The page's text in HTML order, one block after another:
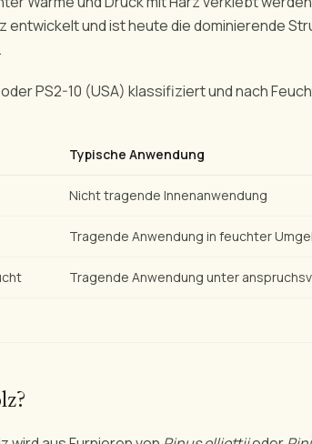
und ist heute die dominierende
oder PS2-10 (USA) klassifiziert und nach
Typische Anwendung
Nicht tragende Innenanwendung
Tragende Anwendung in feuchter
Tragende Anwendung unter